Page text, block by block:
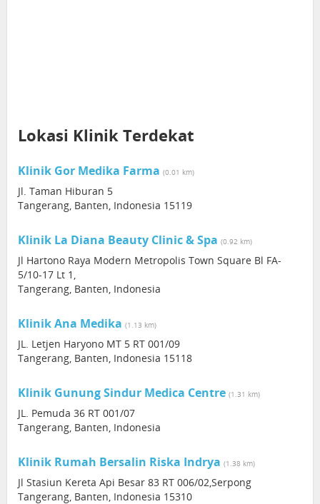
Lokasi Klinik Terdekat
Klinik Gor Medika Farma (0.01 km)
Jl. Taman Hiburan 5
Tangerang, Banten, Indonesia 15119
Klinik La Diana Beauty Clinic & Spa (0.92 km)
Jl Hartono Raya Modern Metropolis Town Square Bl FA-
5/10-17 Lt 1,
Tangerang, Banten, Indonesia
Klinik Ana Medika (1.13 km)
JL. Letjen Haryono MT 5 RT 001/09
Tangerang, Banten, Indonesia 15118
Klinik Gunung Sindur Medica Centre (1.31 km)
JL. Pemuda 36 RT 001/07
Tangerang, Banten, Indonesia
Klinik Rumah Bersalin Riska Indrya (1.38 km)
Jl Stasiun Kereta Api Besar 83 RT 006/02,Serpong
Tangerang, Banten, Indonesia 15310